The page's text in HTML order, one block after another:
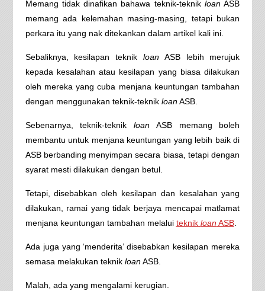
Memang tidak dinafikan bahawa teknik-teknikloan ASB
memang ada kelemahan masing-masing, tetapi bukan
perkara itu yang nak ditekankan dalam artikel kali ini.
Sebaliknya, kesilapan teknik loan ASB lebih merujuk
kepada kesalahan atau kesilapan yang biasa dilakukan
oleh mereka yang cuba menjana keuntungan tambahan
dengan menggunakan teknik-teknik loanASB.
Sebenarnya, teknik-teknikloan ASB memang boleh
membantu untuk menjana keuntungan yang lebih baik di
ASB berbanding menyimpan secara biasa, tetapi dengan
syarat mesti dilakukan dengan betul.
Tetapi, disebabkan oleh kesilapan dan kesalahan yang
dilakukan, ramai yang tidak berjaya mencapai matlamat
menjana keuntungan tambahan melalui teknik loan ASB.
Ada juga yang ‘menderita’ disebabkan kesilapan mereka
semasa melakukan teknik loanASB.
Malah, ada yang mengalami kerugian.